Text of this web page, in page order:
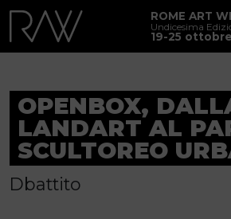
ROME ART
Undicesima
19-25
OPENBOX,
LANDART AL
SCULTOREO
Dbattito